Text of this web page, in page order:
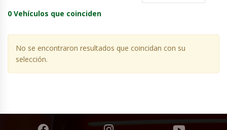
0 Vehículos que coinciden
No se encontraron resultados que coincidan con su
selección.